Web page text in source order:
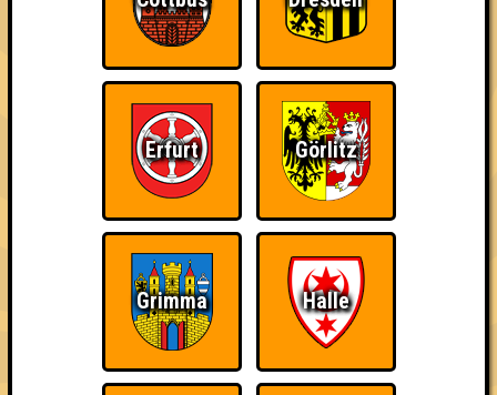
Errungenschaften
Kleiner Hinweis: bei uns sind Teams, die in einem Stechen
verlieren, trotzdem auf dem 1. Platz - den haben sie sich
schließlich verdient! Entsprechend gibt es für diese auch
Errungenschaften für den 1. Platz.
Knapp daneben!
Schon wieder zum
Wiederzehn macht
Erfurt Görlitz
Grimma Halle